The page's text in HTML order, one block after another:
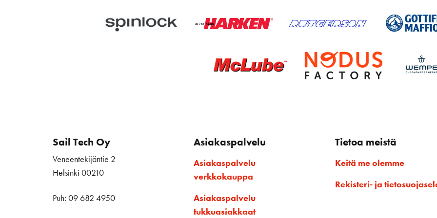
Sail Tech Oy
Veneentekijäntie 2
Helsinki 00210
Puh: 09 682 4950
Asiakaspalvelu
Asiakaspalvelu
verkkokauppa
Asiakaspalvelu
tukkuasiakkaat
Tietoa meistä
Keitä me olemme
Rekisteri- ja